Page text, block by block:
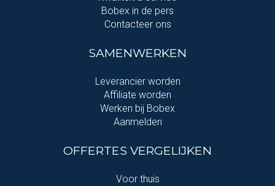
Bobex in de pers
Contacteer ons
SAMENWERKEN
Leverancier worden
Affiliate worden
Werken bij Bobex
Aanmelden
OFFERTES VERGELIJKEN
Voor thuis